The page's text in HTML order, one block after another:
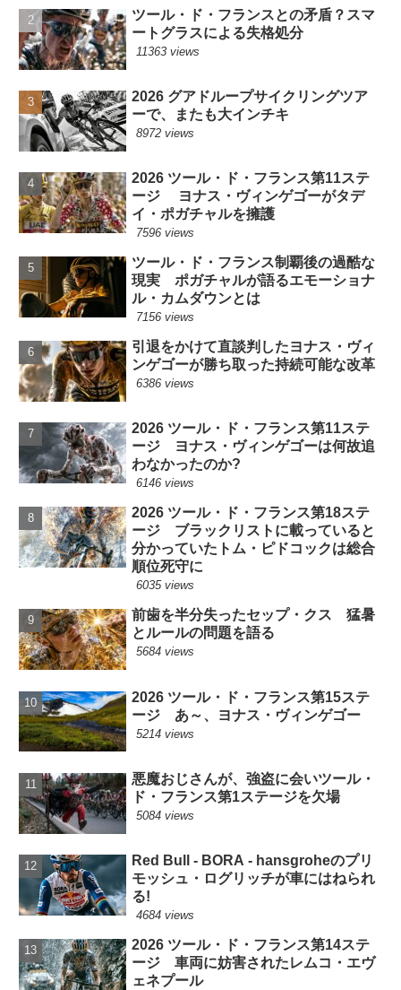
ツール・ド・フランスとの矛盾？スマ
ートグラスによる失格処分
11363 views
2026 グアドループサイクリングツア
ーで、またも大インチキ
8972 views
2026 ツール・ド・フランス第11ステ
ージ ヨナス・ヴィンゲゴーがタデ
イ・ポガチャルを擁護
7596 views
ツール・ド・フランス制覇後の過酷な
現実 ポガチャルが語るエモーショナ
ル・カムダウンとは
7156 views
引退をかけて直談判したヨナス・ヴィ
ンゲゴーが勝ち取った持続可能な改革
6386 views
2026 ツール・ド・フランス第11ステ
ージ ヨナス・ヴィンゲゴーは何故追
わなかったのか?
6146 views
2026 ツール・ド・フランス第18ステ
ージ ブラックリストに載っていると
分かっていたトム・ピドコックは総合
順位死守に
6035 views
前歯を半分失ったセップ・クス 猛暑
とルールの問題を語る
5684 views
2026 ツール・ド・フランス第15ステ
ージ あ～、ヨナス・ヴィンゲゴー
5214 views
悪魔おじさんが、強盗に会いツール・
ド・フランス第1ステージを欠場
5084 views
Red Bull - BORA - hansgroheのプリ
モッシュ・ログリッチが車にはねられ
る!
4684 views
2026 ツール・ド・フランス第14ステ
ージ 車両に妨害されたレムコ・エヴ
ェネプール